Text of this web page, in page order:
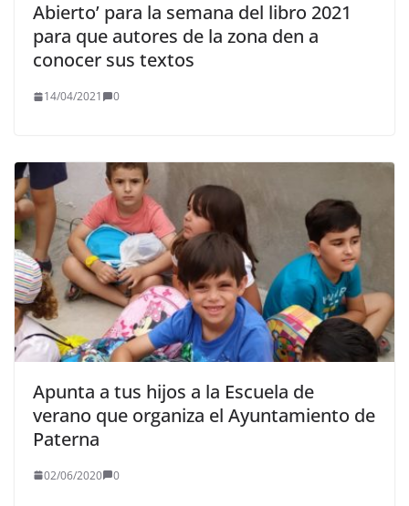
Abierto’ para la semana del libro 2021
para que autores de la zona den a
conocer sus textos
14/04/2021 0
Apunta a tus hijos a la Escuela de
verano que organiza el Ayuntamiento de
Paterna
02/06/2020 0